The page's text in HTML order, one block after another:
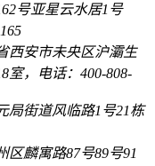
号亚星云水居1号
西安市未央区沪灞生
室，电话：400-808-
局街道风临路1号21栋
区麟寓路87号89号91